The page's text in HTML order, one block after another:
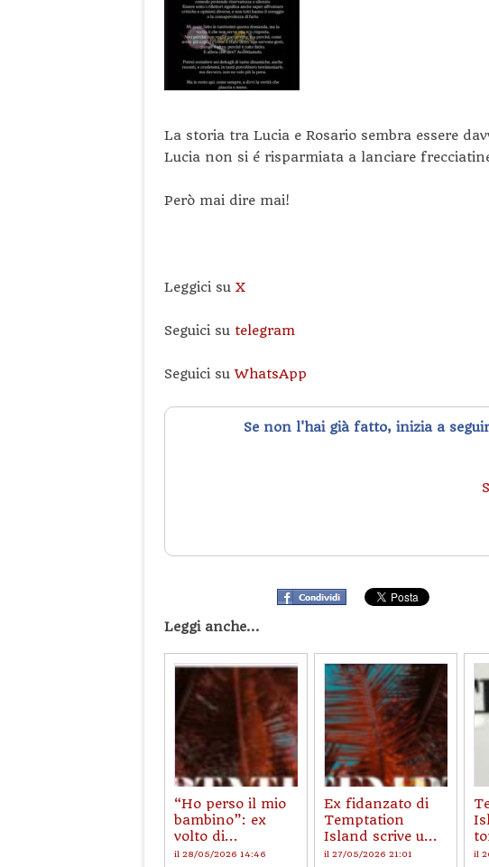
La storia tra Lucia e Rosario sembra essere
Lucia non si é risparmiata a lanciare
Però mai dire mai!
Leggici su X
Seguici su telegram
Seguici suWhatsApp
Se non l'hai già fatto, inizia a
Leggi anche...
“Ho perso il mio
bambino”: ex
volto di...
il 28/05/2026 14:46
Ex fidanzato di
Temptation
Island scrive u...
il 27/05/2026 21:01 il